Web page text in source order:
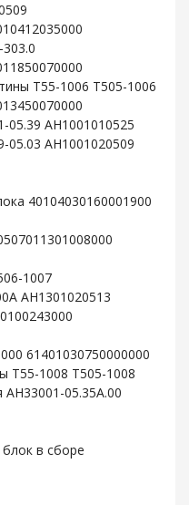
T55-1006 T505-1006
AH1001010525
AH1001020509
40104030160001900
1007
AH1301020513
61401030750000000
T55-1008 T505-1008
05.35A.00
в сборе